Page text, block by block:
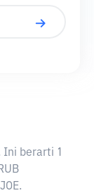
Ini berarti 1